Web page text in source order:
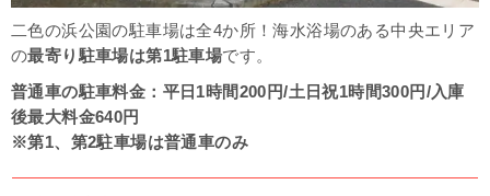
二色の浜公園の駐車場は全4か所！海水浴場のある中央エリア
の最寄り駐車場は第1駐車場です。
普通車の駐車料金：平日1時間200円/土日祝1時間300円/入庫
後最大料金640円
※第1、第2駐車場は普通車のみ